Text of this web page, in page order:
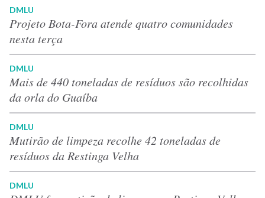
DMLU
Projeto Bota-Fora atende quatro comunidades
nesta terça
DMLU
Mais de 440 toneladas de resíduos são recolhidas
da orla do Guaíba
DMLU
Mutirão de limpeza recolhe 42 toneladas de
resíduos da Restinga Velha
DMLU